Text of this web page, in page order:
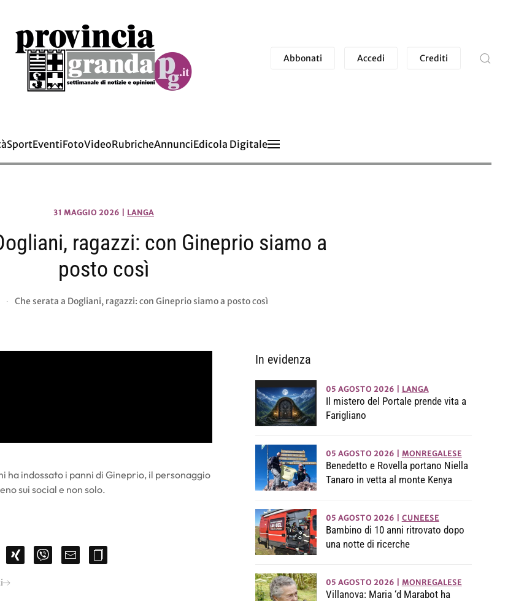
Abbonati Accedi Crediti
SportEventiFotoVideoRubricheAnnunciEdicola Digitale
31 MAGGIO 2026 LANGA
ragazzi: con Gineprio siamo a
posto così
Che serata a Dogliani, ragazzi: con Gineprio siamo a posto così
ha indossato i panni di Gineprio, il personaggio
sui social e non solo.
In evidenza
05 AGOSTO 2026 LANGA
Il mistero del Portale prende vita a
Farigliano
05 AGOSTO 2026 MONREGALESE
Benedetto e Rovella portano Niella
Tanaro in vetta al monte Kenya
05 AGOSTO 2026 CUNEESE
Bambino di 10 anni ritrovato dopo
una notte di ricerche
05 AGOSTO 2026 MONREGALESE
Villanova: Maria ‘d Marabot ha